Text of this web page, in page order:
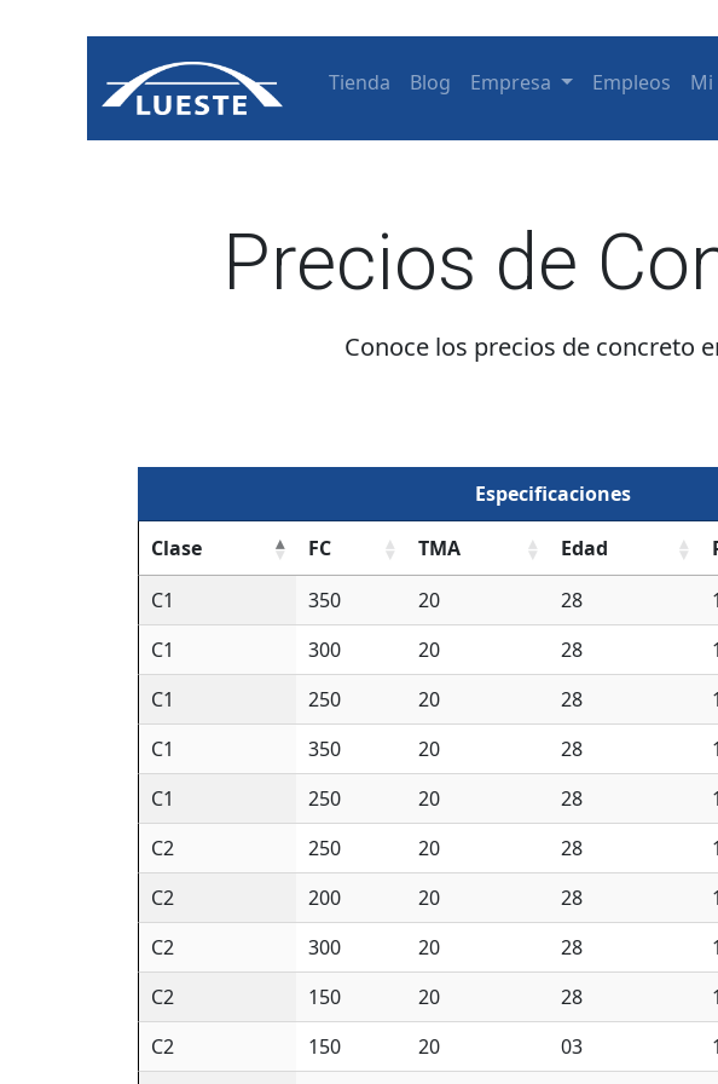
Tienda Blog Empresa Empleos Mi
Precios de
Conoce los precios de concreto
Especificaciones
Clase FC TMA Edad
C1
350 20 28
C1
300 20 28
C1
250 20 28
C1
350 20 28
C1
250 20 28
C2
250 20 28
C2
200 20 28
C2
300 20 28
C2
150 20 28
C2
150 20 03